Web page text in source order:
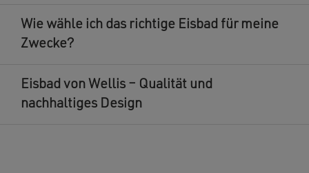
Wie wähle ich das richtige Eisbad für meine
Zwecke?
Eisbad von Wellis – Qualität und
nachhaltiges Design